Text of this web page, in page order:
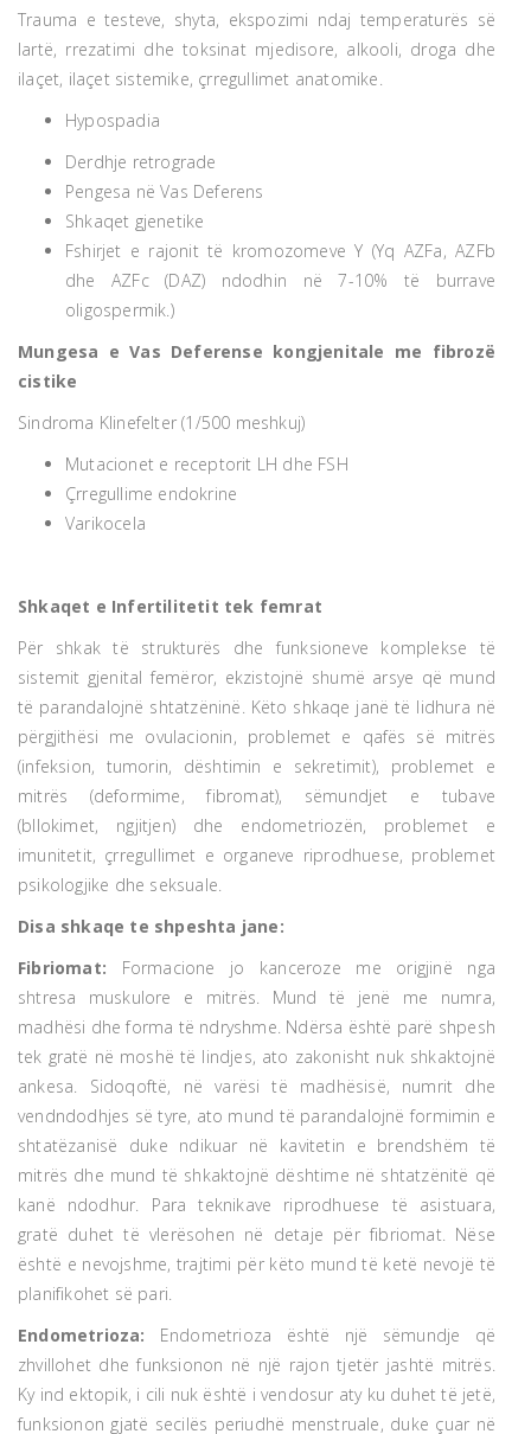
Trauma e testeve, shyta, ekspozimi ndaj temperaturës së
lartë, rrezatimi dhe toksinat mjedisore, alkooli, droga dhe
ilaçet, ilaçet sistemike, çrregullimet anatomike.
Hypospadia
Derdhje retrograde
Pengesa në Vas Deferens
Shkaqet gjenetike
Fshirjet e rajonit të kromozomeve Y (Yq AZFa, AZFb
dhe AZFc (DAZ) ndodhin në 7-10% të burrave
oligospermik.)
Mungesa e Vas Deferense kongjenitale me fibrozë
cistike
Sindroma Klinefelter (1/500 meshkuj)
Mutacionet e receptorit LH dhe FSH
Çrregullime endokrine
Varikocela
Shkaqet e Infertilitetit tek femrat
Për shkak të strukturës dhe funksioneve komplekse të
sistemit gjenital femëror, ekzistojnë shumë arsye që mund
të parandalojnë shtatzëninë. Këto shkaqe janë të lidhura në
përgjithësi me ovulacionin, problemet e qafës së mitrës
(infeksion, tumorin, dështimin e sekretimit), problemet e
mitrës (deformime, fibromat), sëmundjet e tubave
(bllokimet, ngjitjen) dhe endometriozën, problemet e
imunitetit, çrregullimet e organeve riprodhuese, problemet
psikologjike dhe seksuale.
Disa shkaqe te shpeshta jane:
Fibriomat: Formacione jo kanceroze me origjinë nga
shtresa muskulore e mitrës. Mund të jenë me numra,
madhësi dhe forma të ndryshme. Ndërsa është parë shpesh
tek gratë në moshë të lindjes, ato zakonisht nuk shkaktojnë
ankesa. Sidoqoftë, në varësi të madhësisë, numrit dhe
vendndodhjes së tyre, ato mund të parandalojnë formimin e
shtatëzanisë duke ndikuar në kavitetin e brendshëm të
mitrës dhe mund të shkaktojnë dështime në shtatzënitë që
kanë ndodhur. Para teknikave riprodhuese të asistuara,
gratë duhet të vlerësohen në detaje për fibriomat. Nëse
është e nevojshme, trajtimi për këto mund të ketë nevojë të
planifikohet së pari.
Endometrioza: Endometrioza është një sëmundje që
zhvillohet dhe funksionon në një rajon tjetër jashtë mitrës.
Ky ind ektopik, i cili nuk është i vendosur aty ku duhet të jetë,
funksionon gjatë secilës periudhë menstruale, duke çuar në